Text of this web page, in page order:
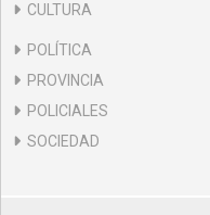
CULTURA
POLÍTICA
PROVINCIA
POLICIALES
SOCIEDAD